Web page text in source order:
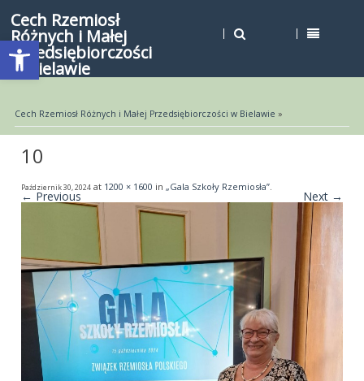
Open toolbar
Cech Rzemiosł
Różnych i Małej
Przedsiębiorczości
w Bielawie
Cech Rzemiosł Różnych i Małej Przedsiębiorczości w Bielawie »
10
Październik 30, 2024 at 1200 × 1600 in„Gala Szkoły Rzemiosła”.
← Previous Next →